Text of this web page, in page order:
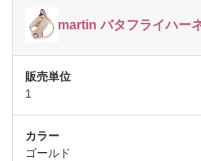
martin バタフライハー
1
ゴールド